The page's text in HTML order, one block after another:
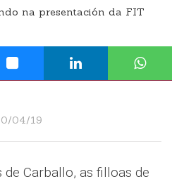
na presentación da FIT
04/19
Carballo, as filloas de